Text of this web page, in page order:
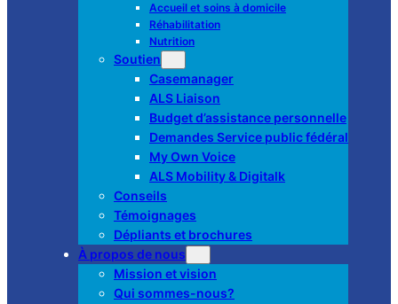
Accueil et soins à domicile
Réhabilitation
Nutrition
Soutien
Casemanager
ALS Liaison
Budget d’assistance personnelle
Demandes Service public fédéral
My Own Voice
ALS Mobility & Digitalk
Conseils
Témoignages
Dépliants et brochures
À propos de nous
Mission et vision
Qui sommes-nous?